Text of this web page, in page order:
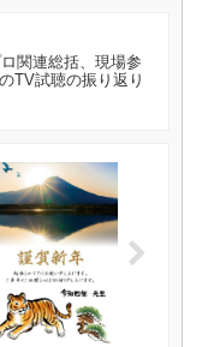
関連総括、現場参
TV試聴の振り返り